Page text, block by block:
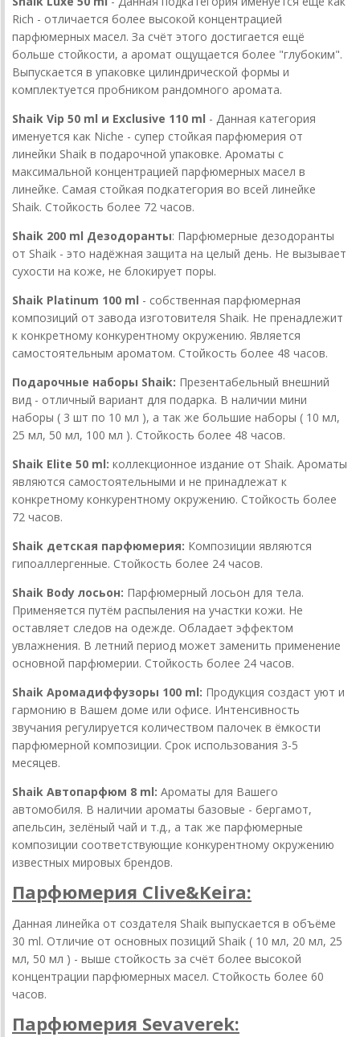
Rich - отличается более высокой концентрацией
парфюмерных масел. За счёт этого достигается ещё
больше стойкости, а аромат ощущается более "глубоким".
Выпускается в упаковке цилиндрической формы и
комплектуется пробником рандомного аромата.
Shaik Vip 50 ml и Exclusive 110 ml - Данная категория
именуется как Niche - супер стойкая парфюмерия от
линейки Shaik в подарочной упаковке. Ароматы с
максимальной концентрацией парфюмерных масел в
линейке. Самая стойкая подкатегория во всей линейке
Shaik. Стойкость более 72 часов.
Shaik 200 ml Дезодоранты: Парфюмерные дезодоранты
от Shaik - это надёжная защита на целый день. Не вызывает
сухости на коже, не блокирует поры.
Shaik Platinum 100 ml - собственная парфюмерная
композиций от завода изготовителя Shaik. Не пренадлежит
к конкретному конкурентному окружению. Является
самостоятельным ароматом. Стойкость более 48 часов.
Подарочные наборы Shaik: Презентабельный внешний
вид - отличный вариант для подарка. В наличии мини
наборы ( 3 шт по 10 мл ), а так же большие наборы ( 10 мл,
25 мл, 50 мл, 100 мл ). Стойкость более 48 часов.
Shaik Elite 50 ml: коллекционное издание от Shaik. Ароматы
являются самостоятельными и не принадлежат к
конкретному конкурентному окружению. Стойкость более
72 часов.
Shaik детская парфюмерия: Композиции являются
гипоаллергенные. Стойкость более 24 часов.
Shaik Body лосьон: Парфюмерный лосьон для тела.
Применяется путём распыления на участки кожи. Не
оставляет следов на одежде. Обладает эффектом
увлажнения. В летний период может заменить применение
основной парфюмерии. Стойкость более 24 часов.
Shaik Аромадиффузоры 100 ml: Продукция создаст уют и
гармонию в Вашем доме или офисе. Интенсивность
звучания регулируется количеством палочек в ёмкости
парфюмерной композиции. Срок использования 3-5
месяцев.
Shaik Автопарфюм 8 ml: Ароматы для Вашего
автомобиля. В наличии ароматы базовые - бергамот,
апельсин, зелёный чай и т.д., а так же парфюмерные
композиции соответствующие конкурентному окружению
известных мировых брендов.
Парфюмерия Clive&Keira:
Данная линейка от создателя Shaik выпускается в объёме
30 ml. Отличие от основных позиций Shaik ( 10 мл, 20 мл, 25
мл, 50 мл ) - выше стойкость за счёт более высокой
концентрации парфюмерных масел. Стойкость более 60
часов.
Парфюмерия Sevaverek: